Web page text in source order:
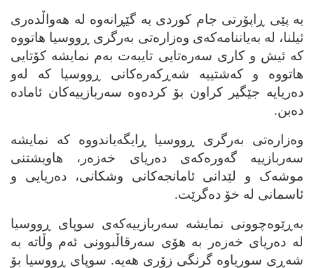
به‌ پێی ڕاپۆرتی جام کوردی به‌ گێڕانه‌وه‌ له‌ هه‌واڵده‌ری
ئیلنا، له‌ به‌یاننامه‌که‌ی وه‌زاره‌تی به‌رگری ڕووسیا هاتووه‌
که‌ ئیش و کاری سه‌ره‌تایی تایبه‌ت به‌م نمایشه‌ کۆتایی
هاتووه‌ و که‌شتییه‌ شه‌ڕکه‌ره‌کانی ڕووسیا که‌ له‌و
ده‌ریایه‌ جێگیر کراون بۆ کرده‌وه‌ سه‌ربازییه‌کان ئاماده‌
ده‌بن.
وه‌زاره‌تی به‌رگری ڕووسیا ڕایگه‌یاندووه‌ که‌ نمایشه‌
سه‌ربازییه‌ گه‌وره‌که‌ی ده‌ریای خه‌زه‌ر، هاویشتنی
موشه‌ک و لێدانی ئامانجه‌کانی وشکانی، ده‌ریایی و
ئاسمانی له‌ خۆ ده‌گرێت.
به‌ڕێوه‌چوونی نمایشه‌ سه‌ربازییه‌که‌ی سوپای ڕووسیا
له‌ ده‌ریای خه‌زه‌ر به‌ هۆی سه‌رقاڵبوونی ئه‌م وڵاته‌ به‌
شه‌ڕی سوریاوه‌ گرنگی زۆری هه‌یه‌. سوپای ڕووسیا بۆ